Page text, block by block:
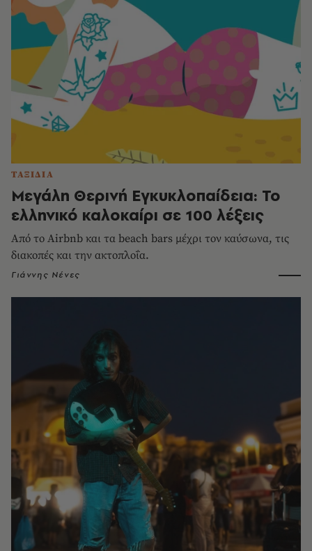
ΤΑΞΙΔΙΑ
Μεγάλη Θερινή Εγκυκλοπαίδεια: Το
ελληνικό καλοκαίρι σε 100 λέξεις
Από το Airbnb και τα beach bars μέχρι τον καύσωνα, τις
διακοπές και την ακτοπλοΐα.
Γιάννης Νένες